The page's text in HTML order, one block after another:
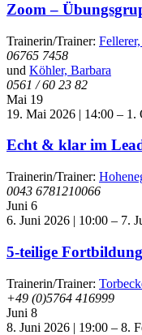
Zoom –
Trainerin/Trainer:
06765 7458
und Köhler, Barbara
0561 / 60 23 82
Mai 19
19. Mai 2026 | 14:00 – 1.
Echt & klar im
Trainerin/Trainer:
0043 6781210066
Juni 6
6. Juni 2026 | 10:00 – 7.
5-teilige
Trainerin/Trainer:
+49 (0)5764 416999
Juni 8
8. Juni 2026 | 19:00 – 8.